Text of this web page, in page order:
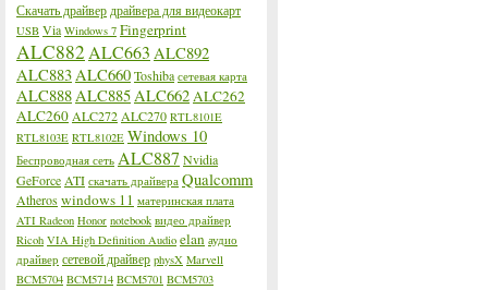
Скачать драйвер драйвера для видеокарт
USB Via Windows 7 Fingerprint
ALC882 ALC663 ALC892
ALC883ALC660Toshiba сетевая карта
ALC888ALC885ALC662ALC262
ALC260 ALC272 ALC270 RTL8101E
RTL8103E RTL8102E Windows 10
Беспроводная сеть ALC887 Nvidia
GeForce ATI скачать драйвера Qualcomm
Atheroswindows 11 материнская плата
ATI Radeon Honor notebook видео драйвер
Ricoh VIA High Definition Audio elan аудио
драйвер сетевой драйвер physX Marvell
BCM5704 BCM5714 BCM5701 BCM5703